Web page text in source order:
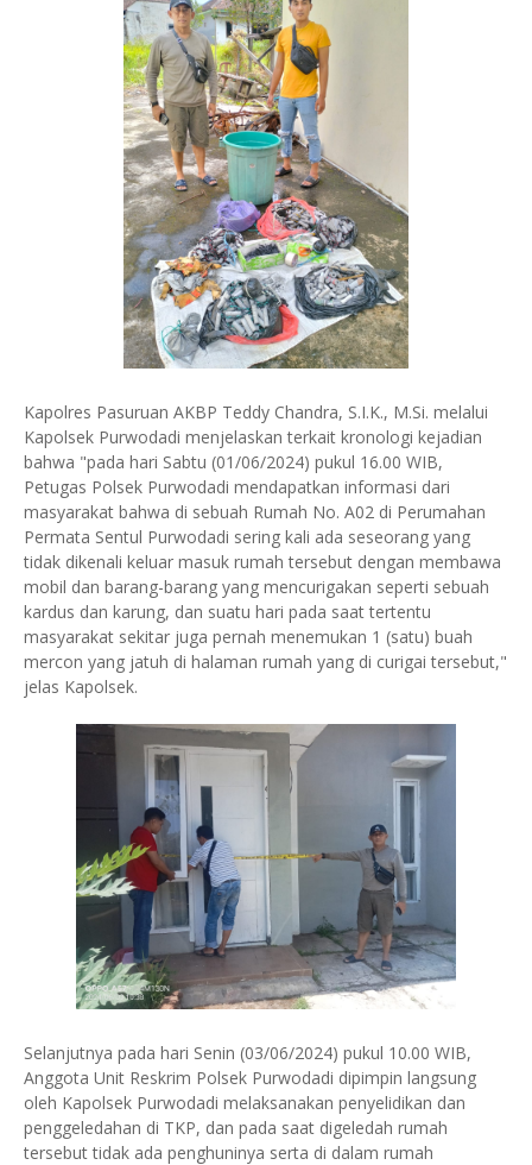
Kapolres Pasuruan AKBP Teddy Chandra, S.I.K., M.Si. melalui
Kapolsek Purwodadi menjelaskan terkait kronologi kejadian
bahwa "pada hari Sabtu (01/06/2024) pukul 16.00 WIB,
Petugas Polsek Purwodadi mendapatkan informasi dari
masyarakat bahwa di sebuah Rumah No. A02 di Perumahan
Permata Sentul Purwodadi sering kali ada seseorang yang
tidak dikenali keluar masuk rumah tersebut dengan membawa
mobil dan barang-barang yang mencurigakan seperti sebuah
kardus dan karung, dan suatu hari pada saat tertentu
masyarakat sekitar juga pernah menemukan 1 (satu) buah
mercon yang jatuh di halaman rumah yang di curigai tersebut,"
jelas Kapolsek.
Selanjutnya pada hari Senin (03/06/2024) pukul 10.00 WIB,
Anggota Unit Reskrim Polsek Purwodadi dipimpin langsung
oleh Kapolsek Purwodadi melaksanakan penyelidikan dan
penggeledahan di TKP, dan pada saat digeledah rumah
tersebut tidak ada penghuninya serta di dalam rumah